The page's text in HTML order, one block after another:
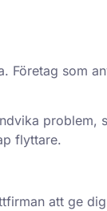
Företag som
problem,
flyttare.
att ge